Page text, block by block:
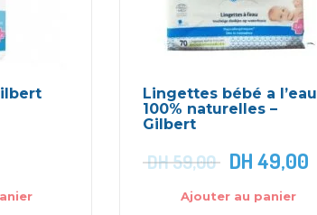
Lingettes bébé a l’eau
100% naturelles –
Gilbert
DH59,00 DH 49,00
Ajouter au panier